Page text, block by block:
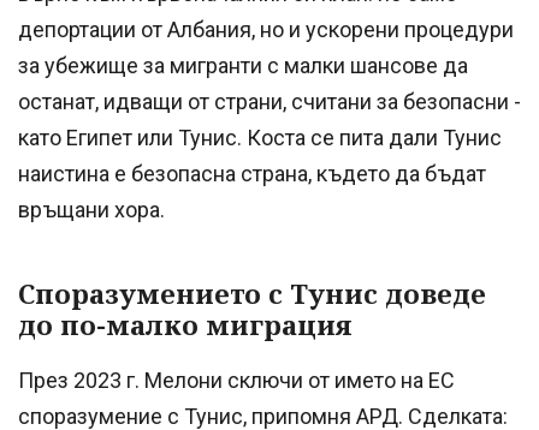
депортации от Албания, но и ускорени процедури
за убежище за мигранти с малки шансове да
останат, идващи от страни, считани за безопасни -
като Египет или Тунис. Коста се пита дали Тунис
наистина е безопасна страна, където да бъдат
връщани хора.
Споразумението с Тунис доведе
до по-малко миграция
През 2023 г. Мелони сключи от името на ЕС
споразумение с Тунис, припомня АРД. Сделката: